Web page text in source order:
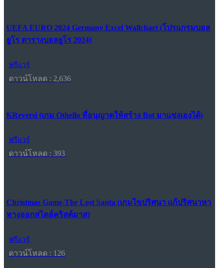
UEFA EURO 2024 Germany Excel Wallchart (โปรแกรมบอล
ยูโร ตารางบอลยูโร 2024)
ฟรีแวร์
ดาวน์โหลด : 2,636
KReversi (เกม Othello ที่อนุญาตให้สร้าง Bot มาแข่งเองได้)
ฟรีแวร์
ดาวน์โหลด : 393
Christmas Game-The Lost Santa (เกมไขปริศนา แก้ปริศนาหา
ทางออกสไตล์คริสต์มาส)
ฟรีแวร์
ดาวน์โหลด : 126